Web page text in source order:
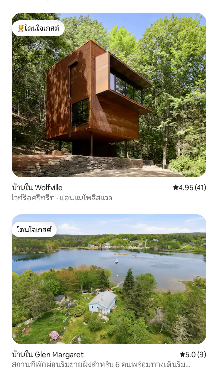
โดนใจเกสต์ที่สุด
โดนใจเกสต์
บ้านใน Wolfville คะแนนเฉลี่ย
4.95 (41)
ไวท์ร็อครีทรีท · แอนแนโพลิสแวล
โดนใจเกสต์
โดนใจเกสต์
บ้านใน Glen Margaret คะแนนเฉลี่
5.0 (9)
สถานที่พักผ่อนริมชายฝั่งสำหรับ 6 คนพร้อมทางเดินริม